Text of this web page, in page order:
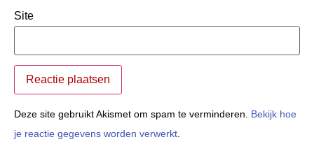
Site
Deze site gebruikt Akismet om spam te verminderen. Bekijk hoe
je reactie gegevens worden verwerkt.